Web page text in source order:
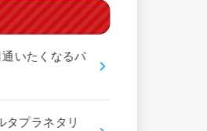
通いたくなるパ
タプラネタリ